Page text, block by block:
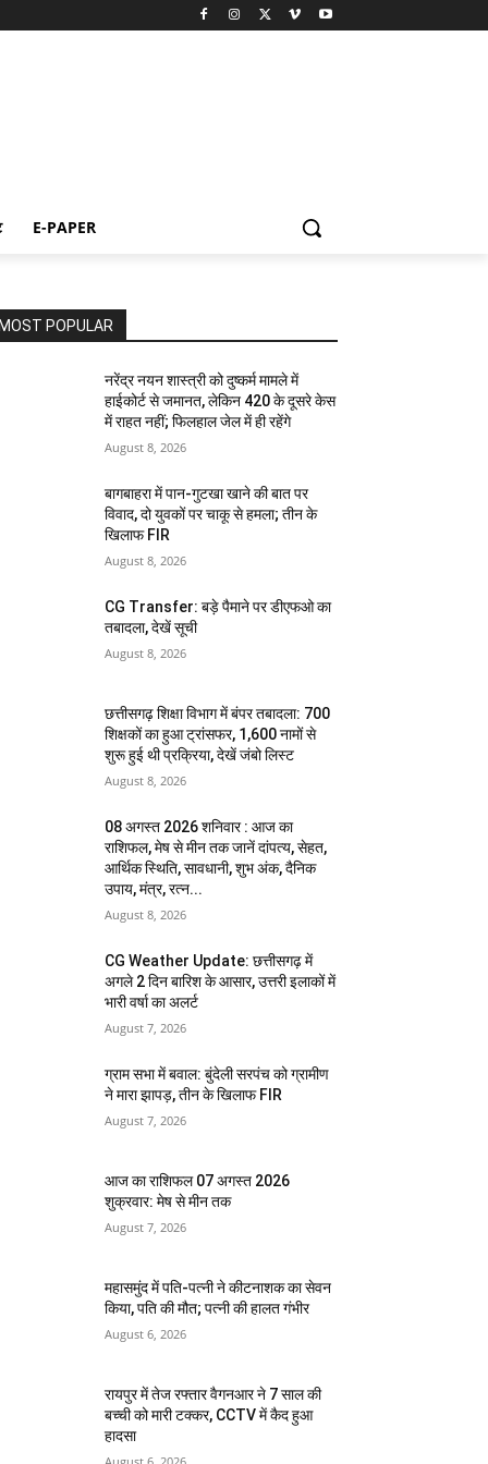
E-PAPER
MOST POPULAR
नरेंद्र नयन शास्त्री को दुष्कर्म मामले में
हाईकोर्ट से जमानत, लेकिन 420 के दूसरे केस
में राहत नहीं; फिलहाल जेल में ही रहेंगे
August 8, 2026
बागबाहरा में पान-गुटखा खाने की बात पर
विवाद, दो युवकों पर चाकू से हमला; तीन के
खिलाफ FIR
August 8, 2026
CG Transfer: बड़े पैमाने पर डीएफओ का
तबादला, देखें सूची
August 8, 2026
छत्तीसगढ़ शिक्षा विभाग में बंपर तबादला: 700
शिक्षकों का हुआ ट्रांसफर, 1,600 नामों से
शुरू हुई थी प्रक्रिया, देखें जंबो लिस्ट
August 8, 2026
08 अगस्त 2026 शनिवार : आज का
राशिफल, मेष से मीन तक जानें दांपत्य, सेहत,
आर्थिक स्थिति, सावधानी, शुभ अंक, दैनिक
उपाय, मंत्र, रत्न...
August 8, 2026
CG Weather Update: छत्तीसगढ़ में
अगले 2 दिन बारिश के आसार, उत्तरी इलाकों में
भारी वर्षा का अलर्ट
August 7, 2026
ग्राम सभा में बवाल: बुंदेली सरपंच को ग्रामीण
ने मारा झापड़, तीन के खिलाफ FIR
August 7, 2026
आज का राशिफल 07 अगस्त 2026
शुक्रवार: मेष से मीन तक
August 7, 2026
महासमुंद में पति-पत्नी ने कीटनाशक का सेवन
किया, पति की मौत; पत्नी की हालत गंभीर
August 6, 2026
रायपुर में तेज रफ्तार वैगनआर ने 7 साल की
बच्ची को मारी टक्कर, CCTV में कैद हुआ
हादसा